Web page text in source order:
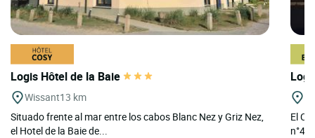
Logis Hôtel de la Baie
Wissant13 km
Situado frente al mar entre los cabos Blanc Nez y Griz Nez,
el Hotel de la Baie de...
El